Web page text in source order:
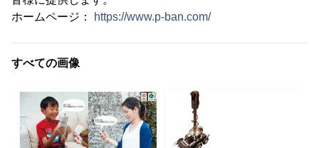
ホームページ：
https://www.p-ban.com/
すべての画像